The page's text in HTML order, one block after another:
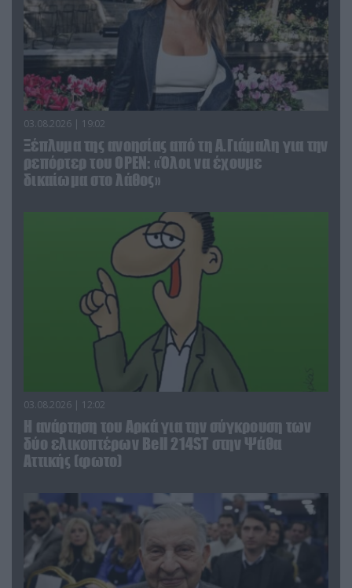
03.08.2026 | 19:02
Ξέπλυμα της ανοησίας από τη Α.Γιάμαλη για την
ρεπόρτερ του ΟΡΕΝ: «Όλοι να έχουμε
δικαίωμα στο λάθος»
03.08.2026 | 12:02
Η ανάρτηση του Αρκά για την σύγκρουση των
δύο ελικοπτέρων Bell 214ST στην Ψάθα
Αττικής (φωτο)